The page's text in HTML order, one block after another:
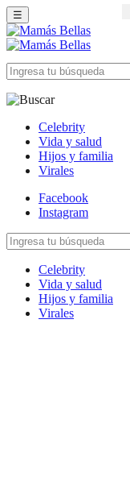
☰
Celebrity
Vida y salud
Hijos y familia
Virales
Facebook
Instagram
Celebrity
Vida y salud
Hijos y familia
Virales